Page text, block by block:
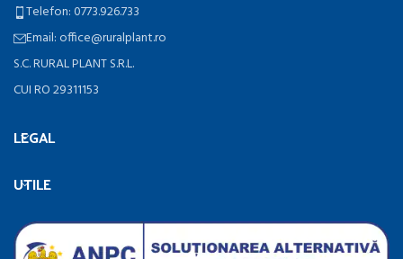
Telefon: 0773.926.733
Email: office@ruralplant.ro
S.C. RURAL PLANT S.R.L.
CUI RO 29311153
LEGAL
UTILE